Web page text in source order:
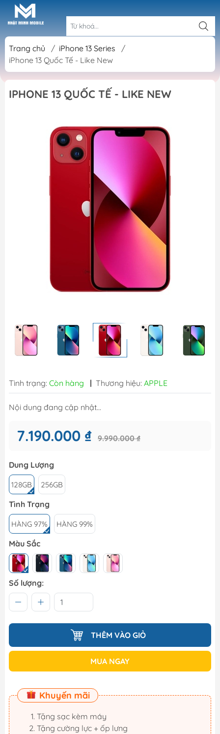
Trang chủ / iPhone 13 Series
/
iPhone 13 Quốc Tế - Like New
IPHONE 13 QUỐC TẾ - LIKE NEW
Tình trạng: Còn hàng | Thương hiệu: APPLE
Nội dung đang cập nhật...
7.190.000 ₫ 9.990.000 ₫
Dung Lượng
128GB 256GB
Tình Trạng
HÀNG 97% HÀNG 99%
Màu Sắc
Số lượng:
THÊM VÀO GIỎ
MUA NGAY
Khuyến mãi
Tặng sạc kèm máy
Tặng cường lực + ốp lưng